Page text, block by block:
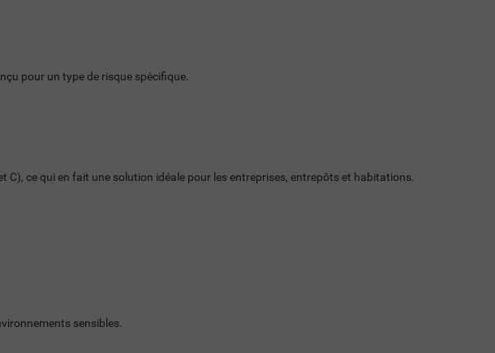
pour un type de risque spécifique.
ce qui en fait une solution idéale pour les entreprises, entrepôts et habitations.
sensibles.